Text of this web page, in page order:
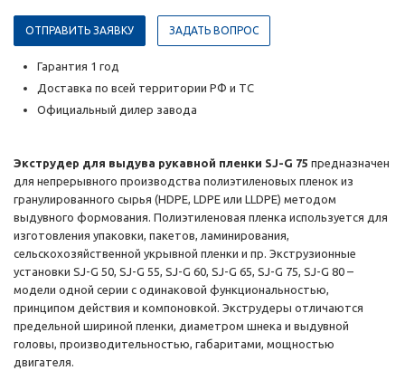
ОТПРАВИТЬ ЗАЯВКУ ЗАДАТЬ ВОПРОС
Гарантия 1 год
Доставка по всей территории РФ и ТС
Официальный дилер завода
Экструдер для выдува рукавной пленки SJ-G 75 предназначен
для непрерывного производства полиэтиленовых пленок из
гранулированного сырья (HDPE, LDPE или LLDPE) методом
выдувного формования. Полиэтиленовая пленка используется для
изготовления упаковки, пакетов, ламинирования,
сельскохозяйственной укрывной пленки и пр. Экструзионные
установки SJ-G 50, SJ-G 55, SJ-G 60, SJ-G 65, SJ-G 75, SJ-G 80 –
модели одной серии с одинаковой функциональностью,
принципом действия и компоновкой. Экструдеры отличаются
предельной шириной пленки, диаметром шнека и выдувной
головы, производительностью, габаритами, мощностью
двигателя.